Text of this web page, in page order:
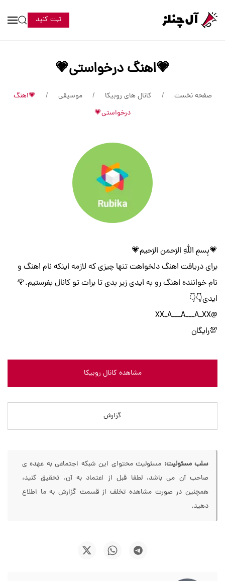
ثبت کنید
💗اهنگ درخواستی💗
صفحه نخست کانال های روبیکا موسیقی
💗اهنگ
درخواستی💗
💗بِسمِ اللهِ الرَحمن الرَحیم💗
برای دریافت اهنگ دلخواهت تنها چیزی که لازمه اینکه نام اهنگ و
نام خواننده اهنگ رو به ایدی زیر بدی تا برات تو کانال بفرستیم.🌹
ایدی👇👇
@XX_A___A___A_XX
💯رایگان
مشاهده کانال روبیکا
گزارش
سلب مسئولیت: مسئولیت محتوای این شبکه اجتماعی به عهده ی
صاحب آن می باشد، لطفا قبل از اعتماد به آن، تحقیق کنید،
همچنین در صورت مشاهده تخلف از قسمت گزارش به ما اطلاع
دهید.